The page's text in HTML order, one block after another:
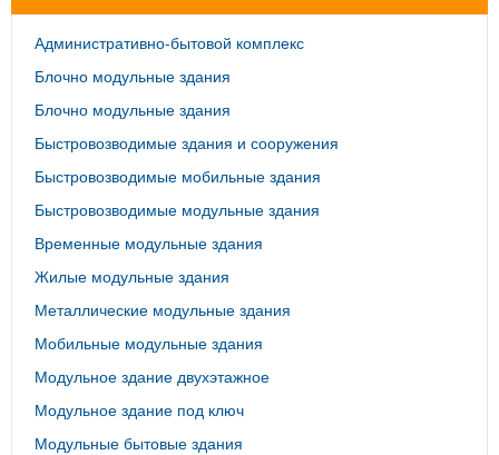
Административно-бытовой комплекс
Блочно модульные здания
Блочно модульные здания
Быстровозводимые здания и сооружения
Быстровозводимые мобильные здания
Быстровозводимые модульные здания
Временные модульные здания
Жилые модульные здания
Металлические модульные здания
Мобильные модульные здания
Модульное здание двухэтажное
Модульное здание под ключ
Модульные бытовые здания